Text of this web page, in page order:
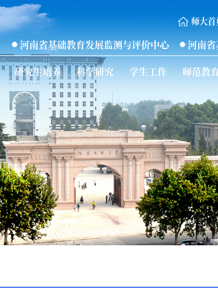
师大首
河南省基础教育发展监测与评价中心 河南
研究生培养 科学研究 学生工作 师范教